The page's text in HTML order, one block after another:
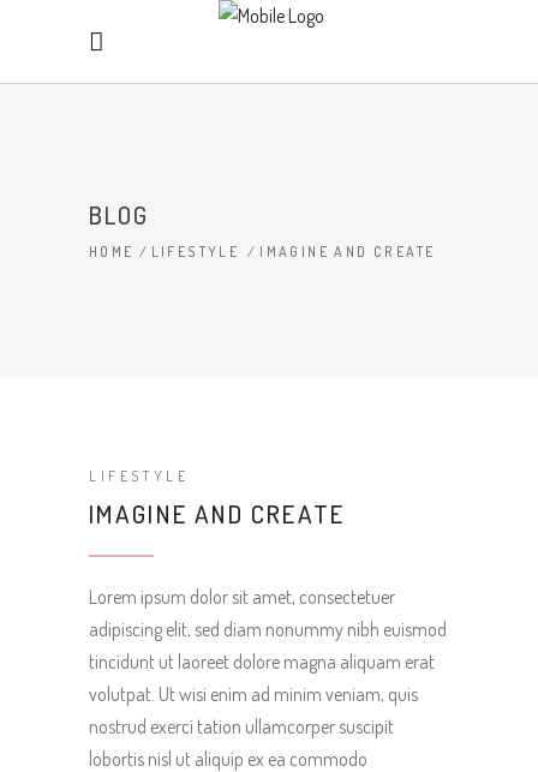
BLOG
HOME / LIFESTYLE / IMAGINE AND CREATE
LIFESTYLE
IMAGINE AND CREATE
Lorem ipsum dolor sit amet, consectetuer
adipiscing elit, sed diam nonummy nibh euismod
tincidunt ut laoreet dolore magna aliquam erat
volutpat. Ut wisi enim ad minim veniam, quis
nostrud exerci tation ullamcorper suscipit
lobortis nisl ut aliquip ex ea commodo